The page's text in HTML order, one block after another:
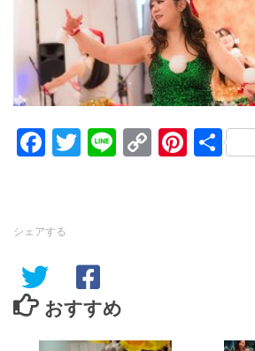
Facebook
Twitter
LineCopy 共
シェアする
おすすめ